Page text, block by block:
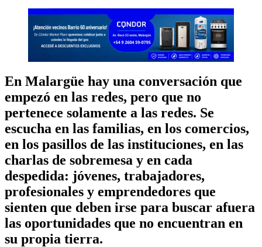
En Malargüe hay una conversación que
empezó en las redes, pero que no
pertenece solamente a las redes. Se
escucha en las familias, en los comercios,
en los pasillos de las instituciones, en las
charlas de sobremesa y en cada
despedida: jóvenes, trabajadores,
profesionales y emprendedores que
sienten que deben irse para buscar afuera
las oportunidades que no encuentran en
su propia tierra.